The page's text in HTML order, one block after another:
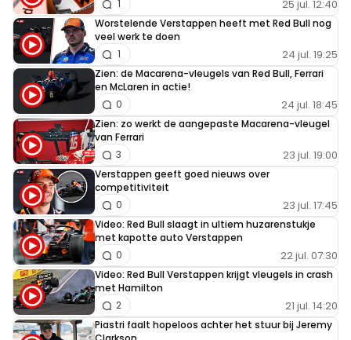
25 jul. 12:40
1
Worstelende Verstappen heeft met Red Bull nog
veel werk te doen
24 jul. 19:25
1
Zien: de Macarena-vleugels van Red Bull, Ferrari
en McLaren in actie!
24 jul. 18:45
0
Zien: zo werkt de aangepaste Macarena-vleugel
van Ferrari
23 jul. 19:00
3
Verstappen geeft goed nieuws over
competitiviteit
23 jul. 17:45
0
Video: Red Bull slaagt in ultiem huzarenstukje
met kapotte auto Verstappen
22 jul. 07:30
0
Video: Red Bull Verstappen krijgt vleugels in crash
met Hamilton
21 jul. 14:20
2
Piastri faalt hopeloos achter het stuur bij Jeremy